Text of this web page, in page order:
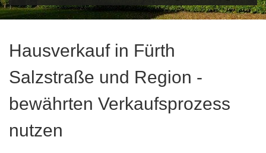
Hausverkauf in Fürth
Salzstraße und Region -
bewährten Verkaufsprozess
nutzen